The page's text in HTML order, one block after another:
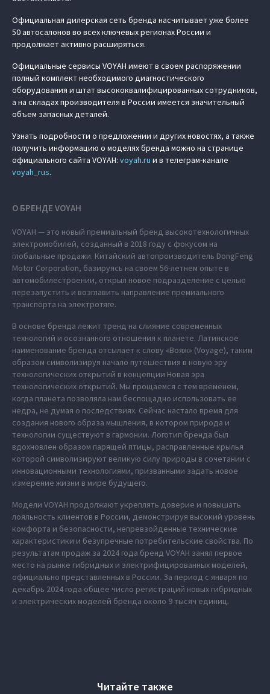
Официальная дилерская сеть бренда насчитывает уже более
50 автосалонов во всех ключевых регионах России и
продолжает активно расширяться.
Официальные сервисы VOYAH имеют в своем распоряжении
полный комплект необходимого диагностического
оборудования и штат высококвалифицированных сотрудников,
а на складах производителя в России имеется значительный
объем запасных деталей.
Узнать подробности о предложении и других новостях, а также
получить информацию о моделях бренда можно на странице
официального сайта VOYAH: voyah.ru и в телеграм-канале
voyah_rus.
О БРЕНДЕ VOYAH
VOYAH — это новый премиальный бренд высокотехнологичных
электромобилей, созданный в 2018 году с фокусом на
глобальные продажи. Китайский автопроизводитель DongFeng
Motor Corporation, базируясь на своем 56-летнем опыте в
автомобилестроении, открыл новое подразделение с целью
перезапустить и возглавить направление премиального
транспорта на электротяге.
В основе бренда лежит тренд на слияние современных
технологий и осознанного отношения к планете. Латинское
наименование бренда отсылает к слову «Вояж» (Voyage), таким
образом символизируя начало путешествия в новую эру
технологических открытий в концепции Новая эра
технологических открытий. Мы прощаемся с тем временем,
когда планета позволяла нам беспощадно использовать ее
недра, не думая о последствиях. Сейчас настало время для
создания нового образа мышления, в котором природа и
технологии существуют в гармонии. Логотип бренда был
вдохновлен образом парящей птицы, расправленные крылья
которой символизируют великую силу природы в сочетании с
инновационными технологиями, призванными задать новое
измерение жизни в мире будущего.
Модели VOYAH продолжают укреплять доверие и повышать
лояльность клиентов в России, демонстрируя высокий уровень
комфорта и безопасности, непревзойденные технические
характеристики и безупречные потребительские свойства. По
результатам продаж за 2024 года бренд VOYAH занял первое
место на рынке гибридных и электрифицированных моделей,
официально представленных в России. За период с января по
декабрь 2024 года общее число регистраций новых гибридных
и электрических моделей бренда около 9 тысяч единиц.
Читайте также